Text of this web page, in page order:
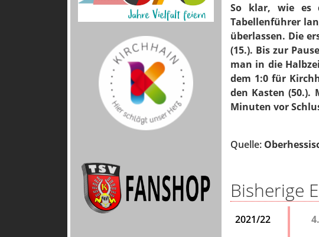
So klar, wie es
Tabellenführer
überlassen. Die
(15.). Bis zur
man in die
dem 1:0 für
den Kasten (50.).
Minuten vor
Quelle:
Bisherige
2021/22